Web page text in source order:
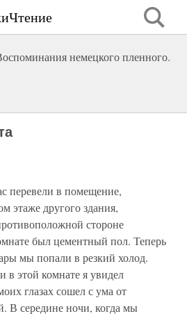
немецкого пленного.
перевели в помещение,
этаже другого здания,
стороне
был цементный пол. Теперь
мы попали в резкий холод.
в этой комнате я увидел
глазах сошел с ума от
В середине ночи, когда мы